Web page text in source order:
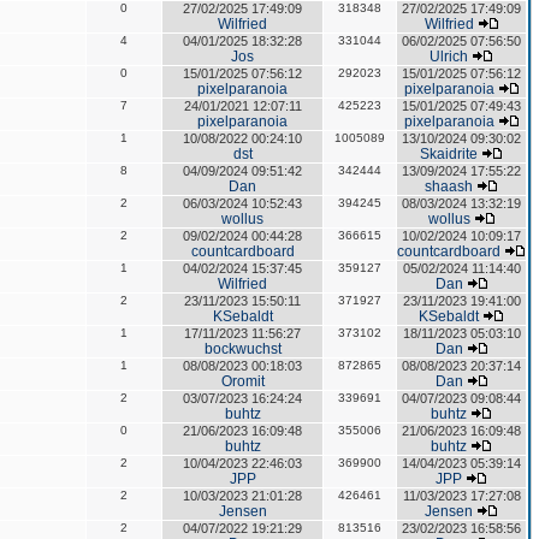
0 27/02/2025 17:49:09
Wilfried
318348 27/02/2025 17:49:09
Wilfried
4 04/01/2025 18:32:28
Jos
331044 06/02/2025 07:56:50
Ulrich
0 15/01/2025 07:56:12
pixelparanoia
292023 15/01/2025 07:56:12
pixelparanoia
7 24/01/2021 12:07:11
pixelparanoia
425223 15/01/2025 07:49:43
pixelparanoia
1 10/08/2022 00:24:10
dst
1005089 13/10/2024 09:30:02
Skaidrite
8 04/09/2024 09:51:42
Dan
342444 13/09/2024 17:55:22
shaash
2 06/03/2024 10:52:43
wollus
394245 08/03/2024 13:32:19
wollus
2 09/02/2024 00:44:28
countcardboard
366615 10/02/2024 10:09:17
countcardboard
1 04/02/2024 15:37:45
Wilfried
359127 05/02/2024 11:14:40
Dan
2 23/11/2023 15:50:11
KSebaldt
371927 23/11/2023 19:41:00
KSebaldt
1 17/11/2023 11:56:27
bockwuchst
373102 18/11/2023 05:03:10
Dan
1 08/08/2023 00:18:03
Oromit
872865 08/08/2023 20:37:14
Dan
2 03/07/2023 16:24:24
buhtz
339691 04/07/2023 09:08:44
buhtz
0 21/06/2023 16:09:48
buhtz
355006 21/06/2023 16:09:48
buhtz
2 10/04/2023 22:46:03
JPP
369900 14/04/2023 05:39:14
JPP
2 10/03/2023 21:01:28
Jensen
426461 11/03/2023 17:27:08
Jensen
2 04/07/2022 19:21:29 813516 23/02/2023 16:58:56